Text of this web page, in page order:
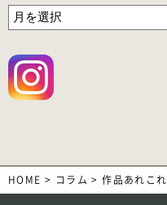
HOME > コラム >作品あれこれ